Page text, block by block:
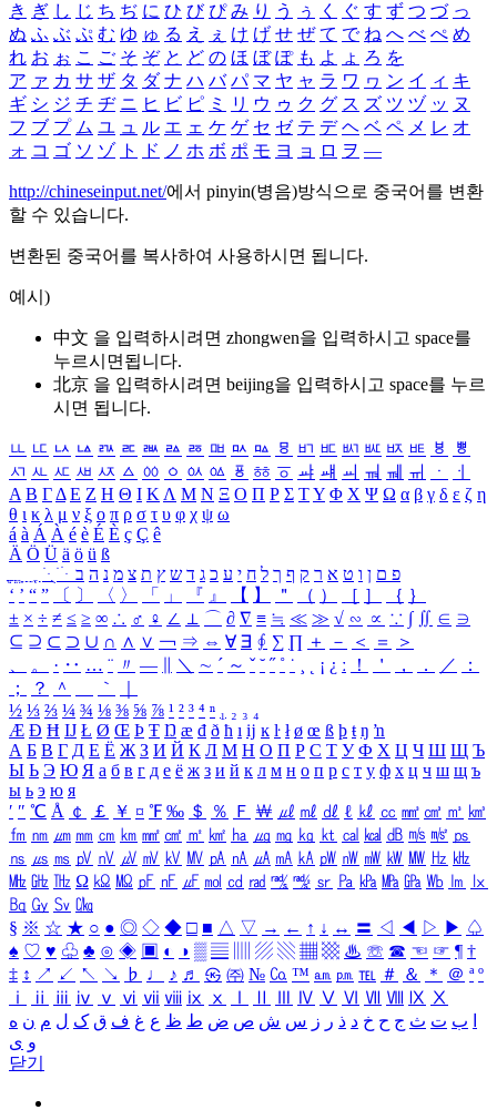
き ぎ し じ ち ぢ に ひ び ぴ み り う ぅ く ぐ す ず つ づ っ
ぬ ふ ぶ ぷ む ゆ ゅ る え ぇ け げ せ ぜ て で ね へ べ ぺ め
れ お ぉ こ ご そ ぞ と ど の ほ ぼ ぽ も よ ょ ろ を
ア ァ カ サ ザ タ ダ ナ ハ バ パ マ ヤ ャ ラ ワ ヮ ン イ ィ キ
ギ シ ジ チ ヂ ニ ヒ ビ ピ ミ リ ウ ゥ ク グ ス ズ ツ ヅ ッ ヌ
フ ブ プ ム ユ ュ ル エ ェ ケ ゲ セ ゼ テ デ ヘ ベ ペ メ レ オ
ォ コ ゴ ソ ゾ ト ド ノ ホ ボ ポ モ ヨ ョ ロ ヲ ―
http://chineseinput.net/에서 pinyin(병음)방식으로 중국어를 변환
할 수 있습니다.
변환된 중국어를 복사하여 사용하시면 됩니다.
예시)
中文 을 입력하시려면 zhongwen을 입력하시고 space를
누르시면됩니다.
北京 을 입력하시려면 beijing을 입력하시고 space를 누르
시면 됩니다.
ㅥ ㅦ ㅧ ㅨ ㅩ ㅪ ㅫ ㅬ ㅭ ㅮ ㅯ ㅰ ㅱ ㅲ ㅳ ㅴ ㅵ ㅶ ㅷ ㅸ
ㅹ
ㅺ ㅻ ㅼ ㅽ ㅾ ㅿ ㆀ ㆁ ㆂ ㆃ ㆄ ㆅ ㆆ ㆇ ㆈ ㆉ ㆊ ㆋ ㆌ ㆍ
ㆎ
Α Β ΓΔ Ε Ζ Η Θ Ι ΚΛ Μ Ν Ξ Ο Π Ρ Σ ΤΥ Φ Χ Ψ Ω α β γ δ ε ζ η
θ ι κ λ μ ν ξ ο π ρ σ τ υ φ χ ψ ω
á à Á À é è É È ç Ç ê
Ä Ö Ü ä ö ü ß
ִֶֹ ֻּ ׁׂ פ ם ן ו ט א ר ק ף ך ל ח י ע כ ג ד ש ץ ת צ מ נ ה ב
‘ ’ “ ” 〔 〕 〈 〉 「 」 『 』 【 】 ＂ （ ） ［ ］ ｛ ｝
± × ÷ ≠ ≤ ≥ ∞ ∴ ♂ ♀ ∠ ⊥ ⌒ ∂ ∇ ≡ ≒ ≪ ≫ √ ∽ ∝ ∵ ∫ ∬ ∈ ∋
⊆ ⊇ ⊂ ⊃ ∪ ∩ ∧ ∨ ￢ ⇒ ⇔ ∀ ∃ ∮ ∑ ∏ ＋ － ＜ ＝
＞
、
。 · ‥ … ¨ 〃 ― ＼ ∼ ´ ～ ˇ ˘ ˝ ˚ ˙ ¸ ¡ ¿ ː ！ ＇ ， ． ／
：
；
？ ＾ ｀
½ ⅓ ⅔ ¼ ¾ ⅛ ⅜ ⅝ ⅞ ¹ ² ³ ⁴ ⁿ ₁ ₂ ₃ ₄
Æ Ð Ħ Ĳ Ł Ø Œ Þ Ŧ Ŋ æ đ ð ħ ı ĳ ĸ ŀ ł ø œ ß þ ŧ ŋ ŉ
А Б В Г Д Е Ё Ж З И Й К Л М Н О П Р С Т У Ф Х Ц Ч Ш Щ Ъ
Ы Ь Э Ю Я а б в г д е ё ж з и й к л м н о п р с т у ф х ц ч ш щ ъ
ы ь э ю я
′ ″ ℃ Å ￠ ￡ ￥ ¤ ℉ ‰ ＄ ％ Ｆ ￦ ㎕ ㎖ ㎗ ℓ ㎘ ㏄ ㎣ ㎤ ㎥ ㎦
㎙ ㎚ ㎛ ㎜ ㎝ ㎞ ㎟ ㎠ ㎡ ㎢ ㏊ ㎍ ㎎ ㎏ ㏏ ㎈ ㎉ ㏈ ㎧ ㎨ ㎰
㎱ ㎲ ㎳ ㎴ ㎵ ㎶ ㎷ ㎸ ㎹ ㎀ ㎁ ㎂ ㎃ ㎄ ㎺ ㎻ ㎽ ㎾ ㎿ ㎐ ㎑
㎒ ㎓ ㎔ Ω ㏀ ㏁ ㎊ ㎋ ㎌ ㏖ ㏅ ㎭ ㎮ ㎯ ㏛ ㎩ ㎪ ㎫ ㎬ ㏝ ㏐
㏓
㏃ ㏉ ㏜ ㏆
§ ※ ☆ ★ ○ ● ◎ ◇ ◆ □ ■ △ ▽ → ← ↑ ↓ ↔ 〓 ◁ ◀ ▷ ▶ ♤
♠ ♡ ♥ ♧ ♣ ⊙ ◈ ▣ ◐ ◑ ▒ ▤ ▨ ▧ ▦ ▩ ♨ ☏ ☎ ☜ ☞ ¶ †
‡ ↕ ↗ ↙ ↖ ↘ ♭ ♩ ♪ ♬ ㉿ ㈜ № ㏇ ™ ㏂ ㏘ ℡ ＃ ＆ ＊ ＠ ª º
ⅰ
ⅱ ⅲ ⅳ ⅴ ⅵ ⅶ ⅷ ⅸ ⅹ Ⅳ Ⅴ Ⅵ Ⅶ Ⅷ Ⅸ Ⅹ
ب ت ث ج ح خ د ذ ر ز س ش ص ض ط ظ ع غ ف ق ک ل م ن ه
و ی
닫기